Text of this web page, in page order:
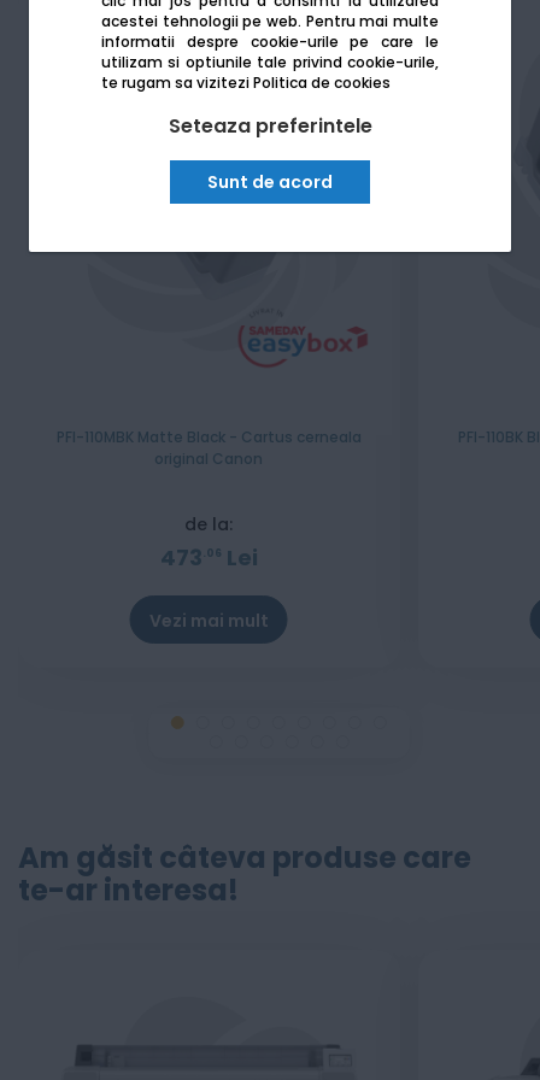
acestei tehnologii pe web. Pentru mai multe
informatii despre cookie-urile pe care le
utilizam si optiunile tale privind cookie-urile,
te rugam sa viziteziPolitica de cookies
Seteaza preferintele
Sunt de acord
PFI-110MBK Matte Black - Cartus cerneala
original Canon
de la:
473 06 Lei
Vezi mai mult
Stoc epuizat
PFI-
Am găsit câteva produse care
te-ar interesa!